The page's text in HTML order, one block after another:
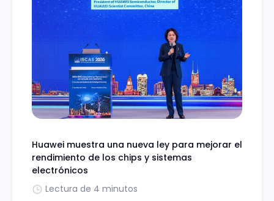
Huawei muestra una nueva ley para mejorar el
rendimiento de los chips y sistemas
electrónicos
Lectura de 4 minutos